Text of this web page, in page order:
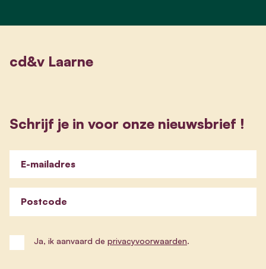
cd&v Laarne
Schrijf je in voor onze nieuwsbrief !
E-mailadres
Postcode
Ja, ik aanvaard de privacyvoorwaarden.